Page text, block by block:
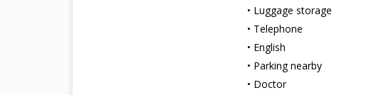
• Luggage storage
• Telephone
• English
• Parking nearby
• Doctor